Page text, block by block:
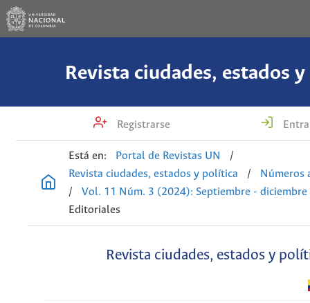
Revista ciudades, estados
Registrarse
Está en: Portal de Revistas UN
/
Revista ciudades, estados y política
/
Números
/
Vol. 11 Núm. 3 (2024): Septiembre - diciembre
Editoriales
Revista ciudades, estados y